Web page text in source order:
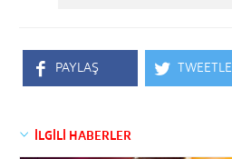
PAYLAŞ TWEETLE
İLGİLİ HABERLER